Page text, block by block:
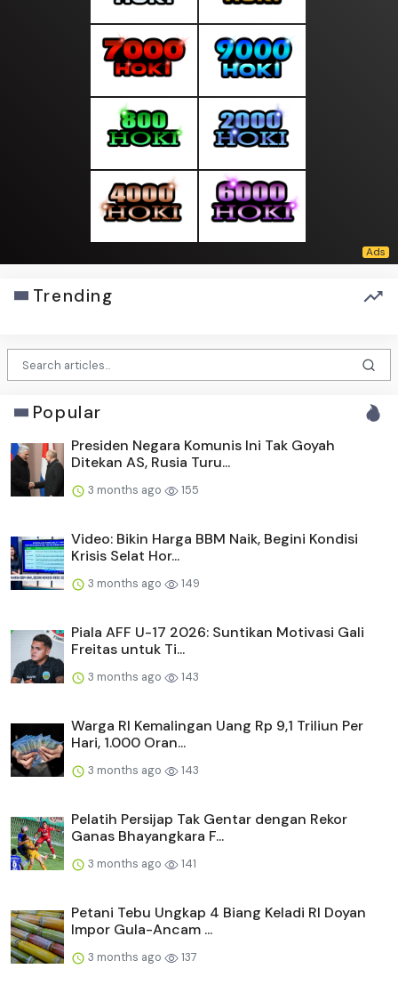
Trending
Popular
Presiden Negara Komunis Ini Tak Goyah
Ditekan AS, Rusia Turu...
3 months ago 155
Video: Bikin Harga BBM Naik, Begini Kondisi
Krisis Selat Hor...
3 months ago 149
Piala AFF U-17 2026: Suntikan Motivasi Gali
Freitas untuk Ti...
3 months ago 143
Warga RI Kemalingan Uang Rp 9,1 Triliun Per
Hari, 1.000 Oran...
3 months ago 143
Pelatih Persijap Tak Gentar dengan Rekor
Ganas Bhayangkara F...
3 months ago 141
Petani Tebu Ungkap 4 Biang Keladi RI Doyan
Impor Gula-Ancam ...
3 months ago 137